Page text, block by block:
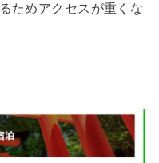
ためアクセスが重くな